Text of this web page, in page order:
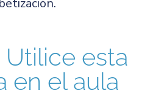
Utilice esta
en el aula